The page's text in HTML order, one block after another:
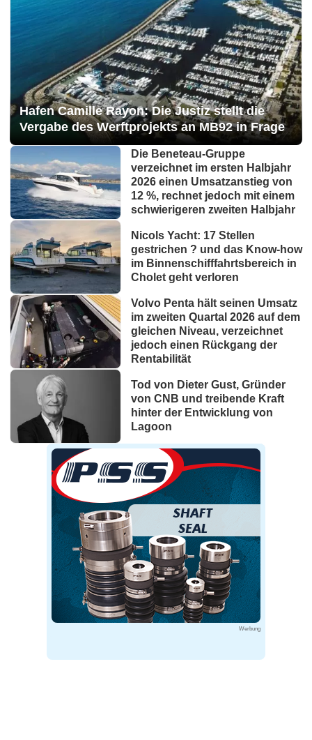
Hafen Camille Rayon: Die Justiz stellt die
Vergabe des Werftprojekts an MB92 in Frage
Die Beneteau-Gruppe
verzeichnet im ersten Halbjahr
2026 einen Umsatzanstieg von
12 %, rechnet jedoch mit einem
schwierigeren zweiten Halbjahr
Nicols Yacht: 17 Stellen
gestrichen ? und das Know-how
im Binnenschifffahrtsbereich in
Cholet geht verloren
Volvo Penta hält seinen Umsatz
im zweiten Quartal 2026 auf dem
gleichen Niveau, verzeichnet
jedoch einen Rückgang der
Rentabilität
Tod von Dieter Gust, Gründer
von CNB und treibende Kraft
hinter der Entwicklung von
Lagoon
Werbung